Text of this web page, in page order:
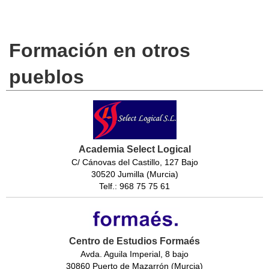
Formación en otros
pueblos
Academia Select Logical
C/ Cánovas del Castillo, 127 Bajo
30520 Jumilla (Murcia)
Telf.: 968 75 75 61
Centro de Estudios Formaés
Avda. Aguila Imperial, 8 bajo
30860 Puerto de Mazarrón (Murcia)